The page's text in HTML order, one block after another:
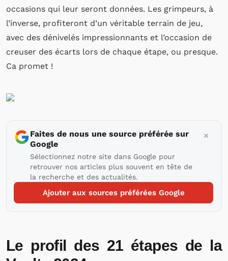
occasions qui leur seront données. Les grimpeurs, à
l’inverse, profiteront d’un véritable terrain de jeu,
avec des dénivelés impressionnants et l’occasion de
creuser des écarts lors de chaque étape, ou presque.
Ca promet !
Faites de nous une source préférée sur
Google
Sélectionnez notre site dans Google pour
retrouver nos articles plus souvent en tête de
la recherche et des actualités.
Ajouter aux sources préférées Google
Le profil des 21 étapes de la